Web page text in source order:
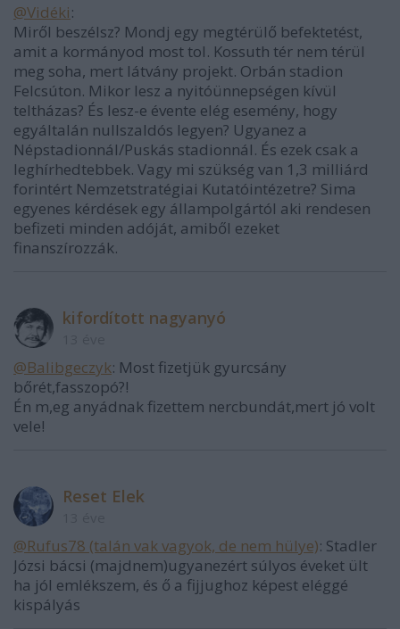
@Vidéki:
Miről beszélsz? Mondj egy megtérülő befektetést,
amit a kormányod most tol. Kossuth tér nem térül
meg soha, mert látvány projekt. Orbán stadion
Felcsúton. Mikor lesz a nyitóünnepségen kívül
teltházas? És lesz-e évente elég esemény, hogy
egyáltalán nullszaldós legyen? Ugyanez a
Népstadionnál/Puskás stadionnál. És ezek csak a
leghírhedtebbek. Vagy mi szükség van 1,3 milliárd
forintért Nemzetstratégiai Kutatóintézetre? Sima
egyenes kérdések egy állampolgártól aki rendesen
befizeti minden adóját, amiből ezeket
finanszírozzák.
kifordított nagyanyó
@Balibgeczyk: Most fizetjük gyurcsány
bőrét,fasszopó?!
Én m,eg anyádnak fizettem nercbundát,mert jó volt
vele!
Reset Elek
@Rufus78 (talán vak vagyok, de nem hülye): Stadler
Józsi bácsi (majdnem)ugyanezért súlyos éveket ült
ha jól emlékszem, és ő a fijjughoz képest eléggé
kispályás